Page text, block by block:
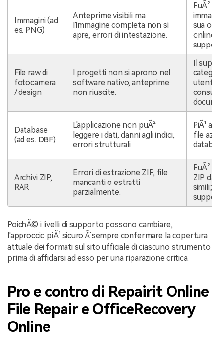
Immagini (ad
es. PNG)
Anteprime visibili ma
l'immagine completa non si
apre, errori di intestazione.
PuÃ²
sua
File raw di
fotocamera
/ design
I progetti non si aprono nel
software nativo, anteprime
non riuscite.
Il
utenti
Database
(ad es. DBF)
L'applicazione non puÃ²
leggere i dati, danni agli indici,
errori strutturali.
PiÃ¹
file
Archivi ZIP,
RAR
Errori di estrazione ZIP, file
mancanti o estratti
parzialmente.
PuÃ²
ZIP
simili;
PoichÃ© i livelli di supporto possono cambiare,
l'approccio piÃ¹ sicuro Ã¨ sempre confermare la copertura
attuale dei formati sul sito ufficiale di ciascuno strumento
prima di affidarsi ad esso per una riparazione critica.
Pro e contro di Repairit Online
File Repair e OfficeRecovery
Online